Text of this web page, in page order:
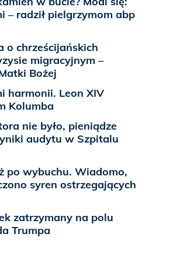
– radził pielgrzymom abp
o chrześcijańskich
migracyjnym –
Bożej
harmonii. Leon XIV
Kolumba
nie było, pieniądze
audytu w Szpitalu
po wybuchu. Wiadomo,
syren ostrzegających
zatrzymany na polu
Trumpa